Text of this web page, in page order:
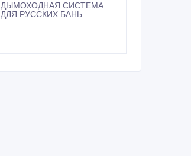
ДЫМОХОДНАЯ СИСТЕМА
ДЛЯ РУССКИХ БАНЬ.